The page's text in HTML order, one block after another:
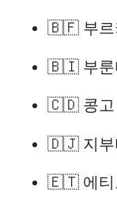
🇧🇫 부르
🇧🇮 부룬
🇨🇩 콩고
🇩🇯 지부
🇪🇹 에티